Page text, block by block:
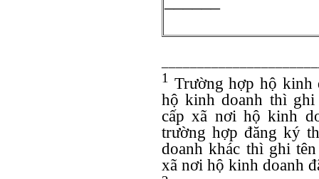
1 Trường hợp hộ kinh
hộ kinh doanh thì
cấp xã nơi hộ kinh
trường hợp đăng ký
doanh khác thì ghi
xã nơi hộ kinh doanh